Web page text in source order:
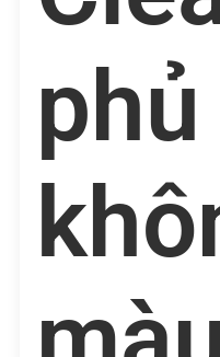
phủ